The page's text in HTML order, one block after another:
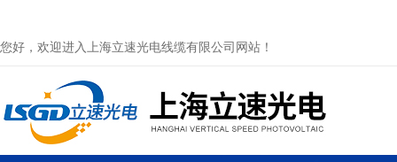
您好，欢迎进入上海立速光电线缆有限公司网站！